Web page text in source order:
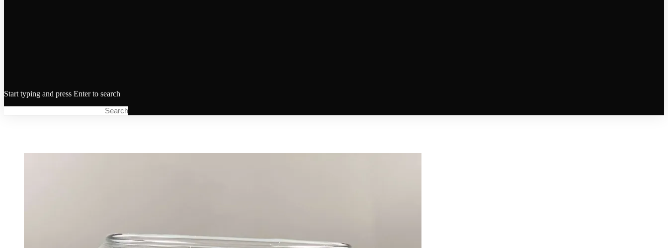
Start typing and press Enter to search